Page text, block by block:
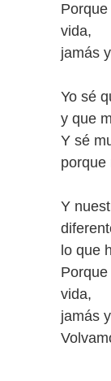
vida,
jamás
Yo sé
y que
Y sé
porque
Y
lo que
vida,
jamás